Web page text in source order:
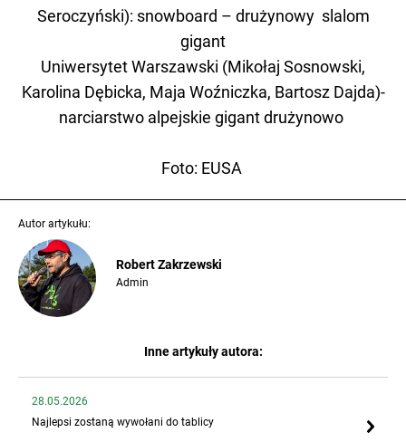
Seroczyński): snowboard – drużynowy slalom
gigant
Uniwersytet Warszawski (Mikołaj Sosnowski,
Karolina Dębicka, Maja Woźniczka, Bartosz Dajda)-
narciarstwo alpejskie gigant drużynowo
Foto: EUSA
Autor artykułu:
Robert Zakrzewski
Admin
Inne artykuły autora:
28.05.2026
Najlepsi zostaną wywołani do tablicy